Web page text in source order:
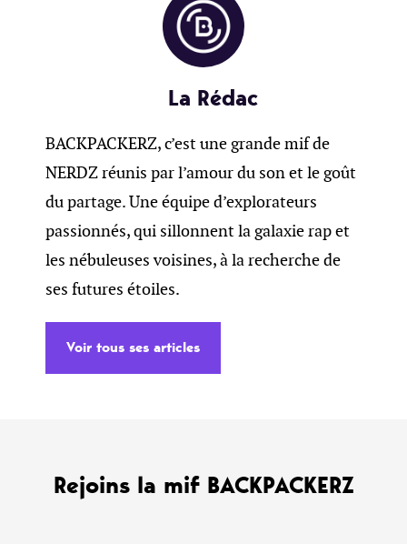
La Rédac
BACKPACKERZ, c’est une grande mif de
NERDZ réunis par l’amour du son et le goût
du partage. Une équipe d’explorateurs
passionnés, qui sillonnent la galaxie rap et
les nébuleuses voisines, à la recherche de
ses futures étoiles.
Voir tous ses articles
Rejoins la mif BACKPACKERZ